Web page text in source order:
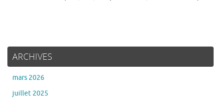
ARCHIVES
mars 2026
juillet 2025